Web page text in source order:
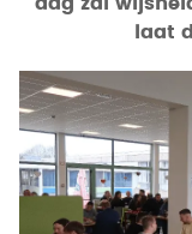
laat